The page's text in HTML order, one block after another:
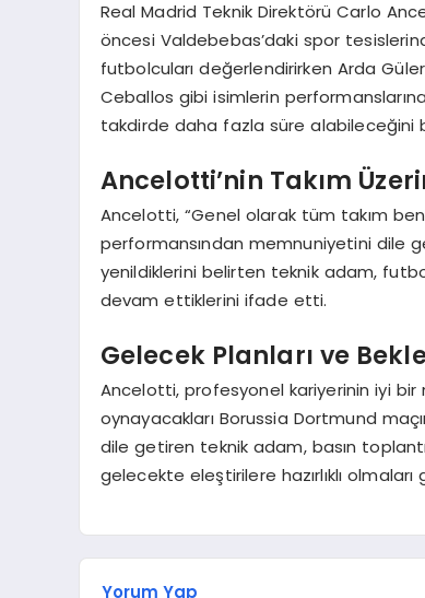
Real Madrid Teknik Direktörü Carlo
öncesi Valdebebas’daki spor
futbolcuları değerlendirirken Arda
Ceballos gibi isimlerin
takdirde daha fazla süre alabileceğini
Ancelotti’nin Takım
Ancelotti, “Genel olarak tüm takım
performansından memnuniyetini dile
yenildiklerini belirten teknik adam,
devam ettiklerini ifade etti.
Gelecek Planları ve
Ancelotti, profesyonel kariyerinin iyi bir
oynayacakları Borussia Dortmund
dile getiren teknik adam, basın
gelecekte eleştirilere hazırlıklı
Yorum Yap